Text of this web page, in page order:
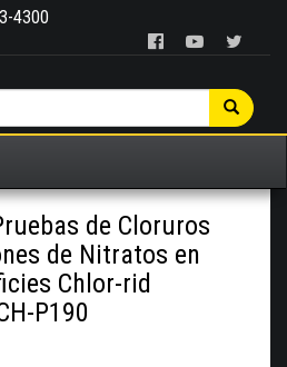
4300
de Cloruros
de Nitratos en
Chlor-rid
P190